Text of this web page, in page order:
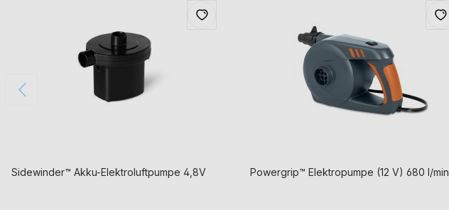
Sidewinder™ Akku-Elektroluftpumpe 4,8V Powergrip™ Elektropumpe (12 V) 680 l/min